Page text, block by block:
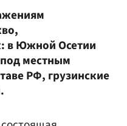
в Южной Осетии
местным
РФ, грузинские